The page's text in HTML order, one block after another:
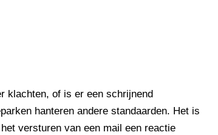
klachten, of is er een schrijnend
hanteren andere standaarden. Het is
versturen van een mail een reactie